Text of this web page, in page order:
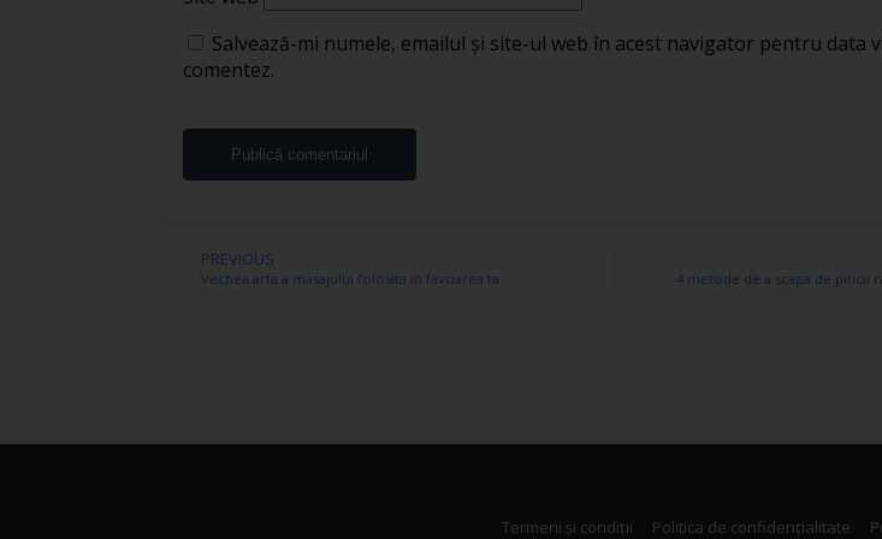
Salvează-mi numele, emailul și site-ul web în acest navigator pentru data
comentez.
PREVIOUS
Vechea arta a masajului folosita in favoarea ta 4 metode de a scapa de piticii
Termeni și condiții Politica de confidențialitate